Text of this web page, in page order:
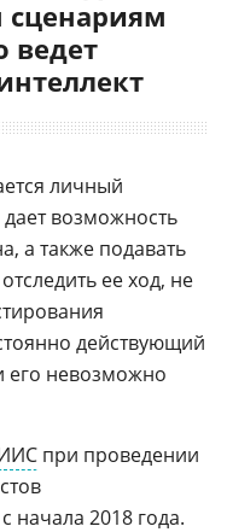
ведет
личный
возможность
а также подавать
ее ход, не
действующий
его невозможно
при проведении
начала 2018 года.